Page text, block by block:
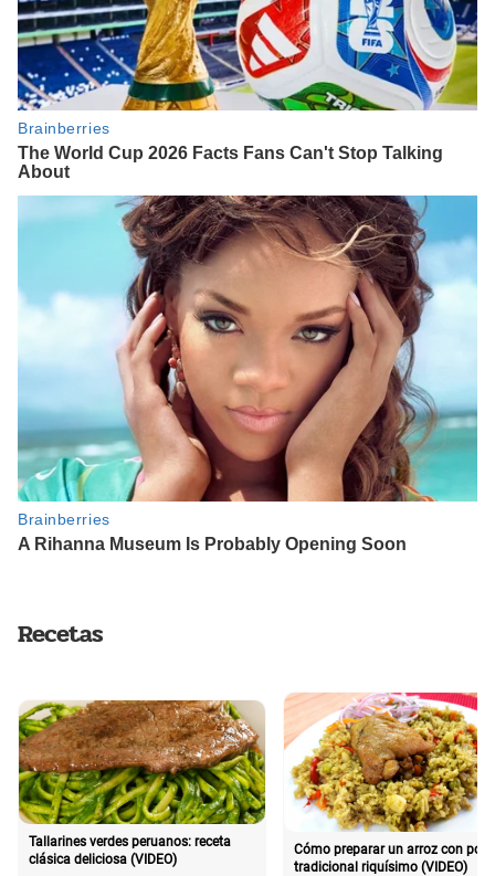
Recetas
Tallarines verdes peruanos: receta
clásica deliciosa (VIDEO)
Cómo preparar un arroz con pollo
tradicional riquísimo (VIDEO)